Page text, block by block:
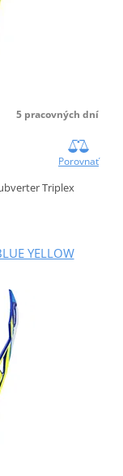
5 pracovných dní
Porovnať
Triplex
YELLOW